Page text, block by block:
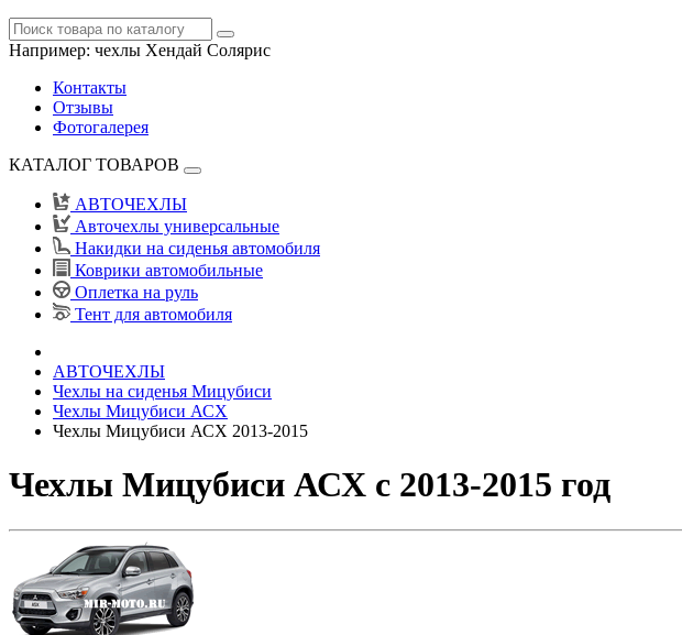
Например: чехлы Хендай Солярис
Контакты
Отзывы
Фотогалерея
КАТАЛОГ ТОВАРОВ
АВТОЧЕХЛЫ
Авточехлы универсальные
Накидки на сиденья автомобиля
Коврики автомобильные
Оплетка на руль
Тент для автомобиля
АВТОЧЕХЛЫ
Чехлы на сиденья Мицубиси
Чехлы Мицубиси АСХ
Чехлы Мицубиси АСХ 2013-2015
Чехлы Мицубиси АСХ с 2013-2015 год